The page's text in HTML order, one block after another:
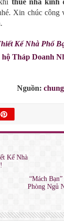
Xin chúc công
Kế Nhà Phố
Tháp Doanh
Nguồn:
Kế Nhà
“Mách
Phòng Ngủ